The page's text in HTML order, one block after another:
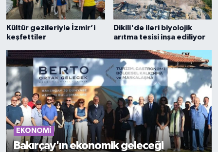
Kültür gezileriyle İzmir’i
keşfettiler
Dikili'de ileri biyolojik
arıtma tesisi inşa ediliyor
TURİZM
Tarihi "Bergama Arastası" yeniden ilgi